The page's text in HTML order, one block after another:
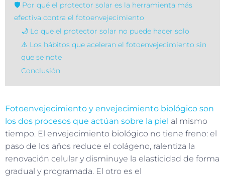
🛡️ Por qué el protector solar es la herramienta más
efectiva contra el fotoenvejecimiento
🌙 Lo que el protector solar no puede hacer solo
⚠️ Los hábitos que aceleran el fotoenvejecimiento sin
que se note
Conclusión
Fotoenvejecimiento y envejecimiento biológico son
los dos procesos que actúan sobre la piel al mismo
tiempo. El envejecimiento biológico no tiene freno: el
paso de los años reduce el colágeno, ralentiza la
renovación celular y disminuye la elasticidad de forma
gradual y programada. El otro es el